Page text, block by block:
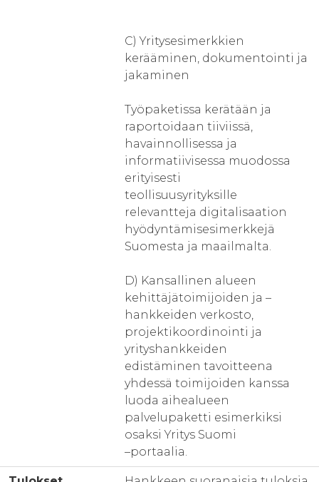
C) Yritysesimerkkien
kerääminen, dokumentointi ja
jakaminen
Työpaketissa kerätään ja
raportoidaan tiiviissä,
havainnollisessa ja
informatiivisessa muodossa
erityisesti
teollisuusyrityksille
relevantteja digitalisaation
hyödyntämisesimerkkejä
Suomesta ja maailmalta.
D) Kansallinen alueen
kehittäjätoimijoiden ja –
hankkeiden verkosto,
projektikoordinointi ja
yrityshankkeiden
edistäminen tavoitteena
yhdessä toimijoiden kanssa
luoda aihealueen
palvelupaketti esimerkiksi
osaksi Yritys Suomi
–portaalia.